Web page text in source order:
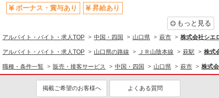
ボーナス・賞与あり
昇給あり
もっと見る
アルバイト・バイト・求人TOP 中国・四国 山口県 萩市 株式会社シエ
アルバイト・バイト・求人TOP 山口県の路線 ＪＲ山陰本線 萩駅 株式
職種・条件一覧 販売・接客サービス 中国・四国 山口県 萩市 株式
掲載ご希望のお客様へ よくある質問